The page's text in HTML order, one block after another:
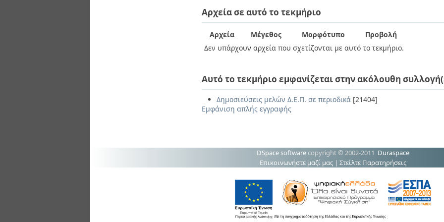
Αρχεία σε αυτό το τεκμήριο
Αρχεία Μέγεθος Μορφότυπο
Προβολή
Δεν υπάρχουν αρχεία που σχετίζονται με αυτό το τεκμήριο.
Αυτό το τεκμήριο εμφανίζεται στην ακόλουθη
Δημοσιεύσεις μελών Δ.Ε.Π. σε περιοδικά [21404]
Εμφάνιση απλής εγγραφής
DSpace software copyright © 2002-2011 Duraspace
Επικοινωνήστε μαζί μας | Στείλτε Παρατηρήσεις